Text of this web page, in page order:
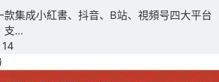
集成小紅書、抖音、B站、視頻号四大平台
支...
14